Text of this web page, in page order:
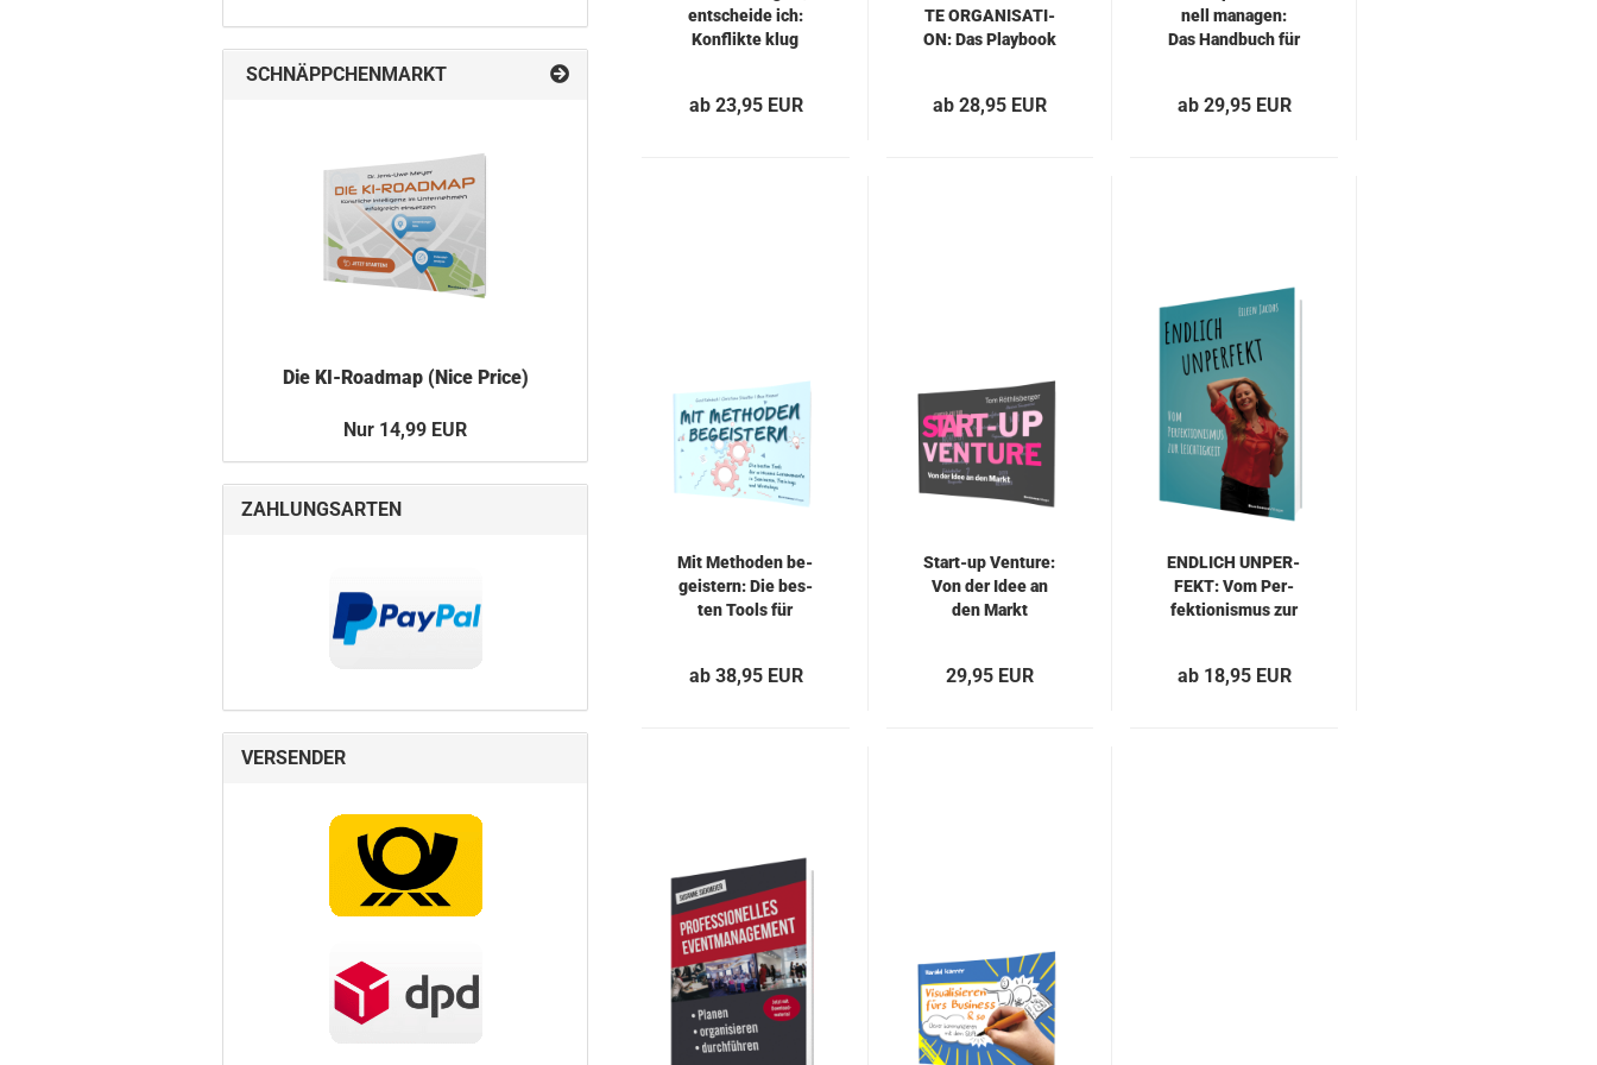
ent­schei­de ich:
Kon­flik­te klug
ab 23,95 EUR
TE OR­GA­NI­SA­TI­
ON: Das Play­book
ab 28,95 EUR
nell ma­na­gen:
Das Hand­buch für
ab 29,95 EUR
Mit Me­tho­den be­
geis­tern: Die bes­
ten Tools für
mi­na­ren, Trai­
ab 38,95 EUR
Start-​​up Ven­ture:
Von der Idee an
den Markt
29,95 EUR
END­LICH UN­PER­
FEKT: Vom Per­
fek­tio­nis­mus zur
ab 18,95 EUR
SCHNÄPPCHENMARKT
Die KI-​Roadmap (Nice Price)
Nur 14,99 EUR
ZAHLUNGSARTEN
VERSENDER